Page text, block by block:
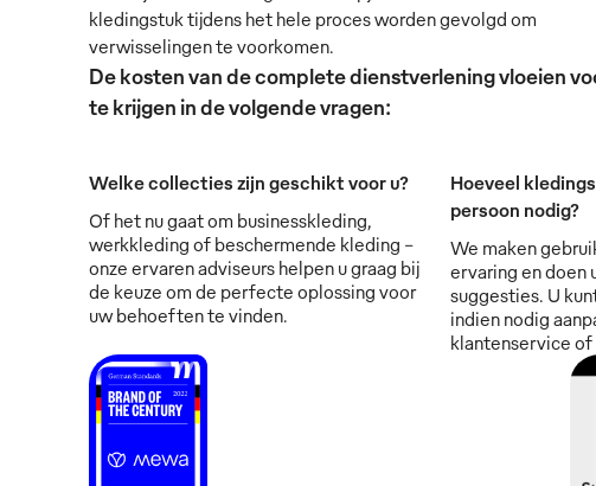
kledingstuk tijdens het hele proces worden gevolgd om
verwisselingen te voorkomen.
De kosten van de complete dienstverlening vloeien
te krijgen in de volgende vragen:
Welke collecties zijn geschikt voor u?
Of het nu gaat om businesskleding,
werkkleding of beschermende kleding -
onze ervaren adviseurs helpen u graag bij
de keuze om de perfecte oplossing voor
uw behoeften te vinden.
Hoeveel
persoon nodig?
We maken
ervaring en doen
suggesties. U
indien nodig
klantenservice